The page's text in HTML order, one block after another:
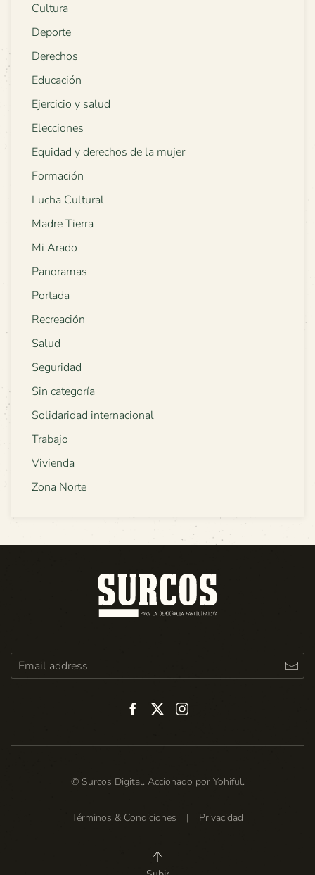
Cultura
Deporte
Derechos
Educación
Ejercicio y salud
Elecciones
Equidad y derechos de la mujer
Formación
Lucha Cultural
Madre Tierra
Mi Arado
Panoramas
Portada
Recreación
Salud
Seguridad
Sin categoría
Solidaridad internacional
Trabajo
Vivienda
Zona Norte
© Surcos Digital. Accionado por Yohiful.
Términos & Condiciones | Privacidad